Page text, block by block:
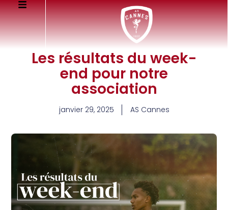
Les résultats du week-
end pour notre
association
janvier 29, 2025 AS Cannes